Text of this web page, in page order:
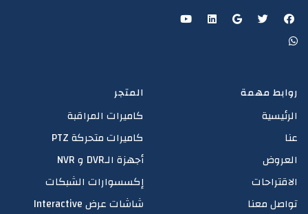
روابط مهمة
الرئيسية
عنا
العروض
الاقتراحات
تواصل معنا
المتجر
كاميرات المراقبة
كاميرات متحركة PTZ
أجهزة الـDVR و NVR
إكسسوارات الشبكات
شاشات عرض Interactive